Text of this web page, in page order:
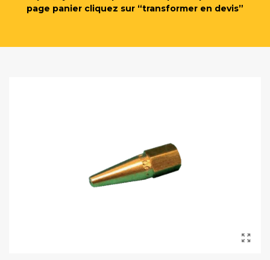
page panier cliquez sur “transformer en devis”